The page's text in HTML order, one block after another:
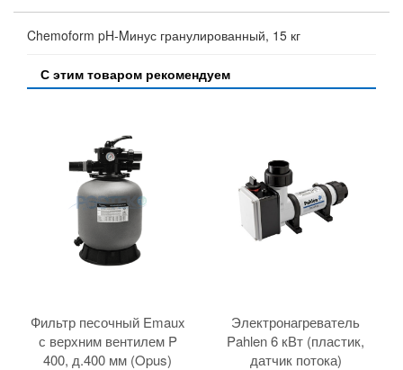
Chemoform pH-Mинус гранулированный, 15 кг
С этим товаром рекомендуем
Фильтр песочный Emaux
с верхним вентилем P
400, д.400 мм (Opus)
Электронагреватель
Pahlen 6 кВт (пластик,
датчик потока)